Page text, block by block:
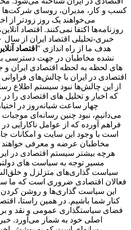
کسب و کار، مدیران، روسای شرکت‌ها
می‌خواهند یک روز زودتر از
روزنامه‌ها اکتفا نمی‌کنند. اقتصاد
هدف ما از راه اندازی " اقتصاد
نشده مخاطبان در جهت دسترسی به
های لحظه به لحظه اقتصادی ایران و
اقتصادی در ایران با چالش‌های
از این چالش‌ها نبود سیستم اطلاع
که اخبار و تحلیل های اقتصادی را
چهار ساعت شبانه‌روز در
می‌دانیم، نبود چنین رسانه‌ای موجبات
فراهم آورده که از عوامل ناکارایی
است با وجود این سایت و امکانات
مخاطبان عرضه و معرفی خواهند
هرچه بیشتر سیستم اقتصادی در
مسیر توجه به سیاست های
سیاست گذاری‌های متزلزل و
فعالان اقتصادی ضروری است که ما
این سیاست گذاری‌ها و روشن کردن
کنار شما باشیم. در همین راستا،
فضای سیاستگذاری عمومی و نقد و
اصلی خود به شمار می‌آورد.